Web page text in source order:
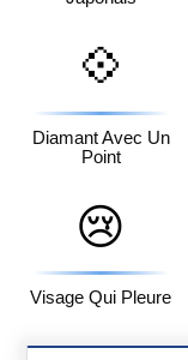
💠
Diamant Avec Un
Point
😢
Visage Qui Pleure